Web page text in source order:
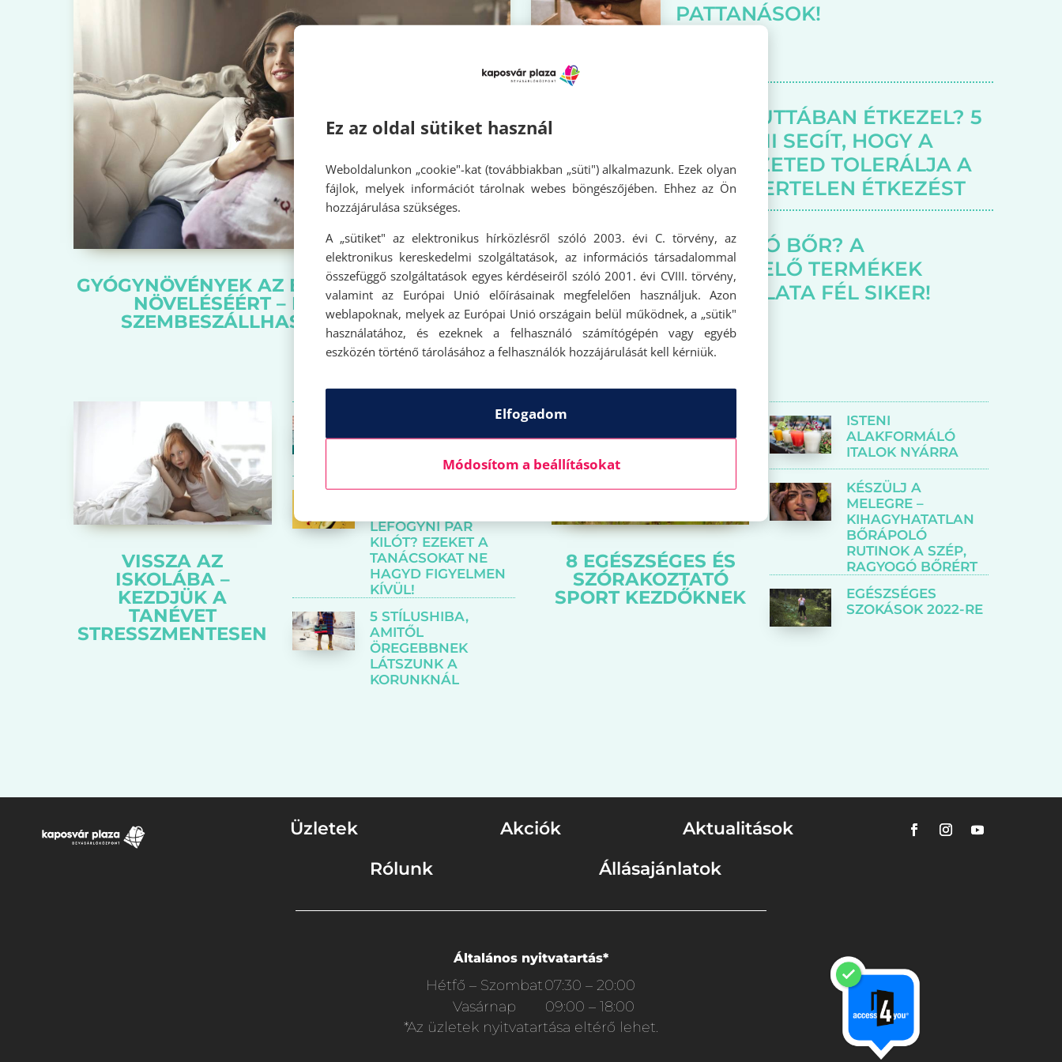
GYÓGYNÖVÉNYEK AZ ELLENÁLLÓ KÉPESSÉG
NÖVELÉSÉÉRT – HOGY ŐSSZEL IS
SZEMBESZÁLLHASS A VÍRUSOKKAL
PATTANÁSOK!
KUTYAFUTTÁBAN ÉTKEZEL? 5
ÉTEL, AMI SEGÍT, HOGY A
SZERVEZETED TOLERÁLJA A
RENDSZERTELEN ÉTKEZÉST
RAGYOGÓ BŐR? A
MEGFELELŐ TERMÉKEK
HASZNÁLATA FÉL SIKER!
VISSZA AZ
ISKOLÁBA –
KEZDJÜK A
TANÉVET
STRESSZMENTESEN
SZÉP BIKINIVONAL
PIROS PÖTTYÖK
A TRÜKKÖT!
GYORSAN
LEFOGYNI PÁR
KILÓT? EZEKET A
TANÁCSOKAT NE
HAGYD FIGYELMEN
KÍVÜL!
5 STÍLUSHIBA,
AMITŐL
ÖREGEBBNEK
LÁTSZUNK A
KORUNKNÁL
8 EGÉSZSÉGES ÉS
SZÓRAKOZTATÓ
SPORT KEZDŐKNEK
ISTENI
ALAKFORMÁLÓ
ITALOK NYÁRRA
KÉSZÜLJ A
MELEGRE –
KIHAGYHATATLAN
BŐRÁPOLÓ
RUTINOK A SZÉP,
RAGYOGÓ BŐRÉRT
EGÉSZSÉGES
SZOKÁSOK 2022-RE
Üzletek Akciók
Aktualitások
Rólunk
Állásajánlatok
Általános nyitvatartás*
Hétfő – Szombat07:30 – 20:00
Vasárnap
09:00 – 18:00
*Az üzletek nyitvatartása eltérő lehet.
Ez az oldal sütiket használ
Weboldalunkon „cookie"-kat (továbbiakban „süti") alkalmazunk. Ezek olyan
fájlok, melyek információt tárolnak webes böngészőjében. Ehhez az Ön
hozzájárulása szükséges.
A „sütiket" az elektronikus hírközlésről szóló 2003. évi C. törvény, az
elektronikus kereskedelmi szolgáltatások, az információs társadalommal
összefüggő szolgáltatások egyes kérdéseiről szóló 2001. évi CVIII. törvény,
valamint az Európai Unió előírásainak megfelelően használjuk. Azon
weblapoknak, melyek az Európai Unió országain belül működnek, a „sütik"
használatához, és ezeknek a felhasználó számítógépén vagy egyéb
eszközén történő tárolásához a felhasználók hozzájárulását kell kérniük.
Elfogadom
Módosítom a beállításokat